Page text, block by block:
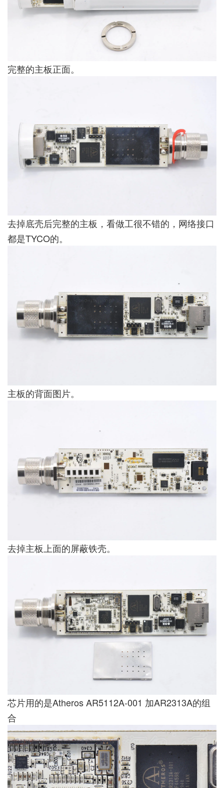
完整的主板正面。
去掉底壳后完整的主板，看做工很不错的，网络接口
都是TYCO的。
主板的背面图片。
去掉主板上面的屏蔽铁壳。
芯片用的是Atheros AR5112A-001 加AR2313A的组
合